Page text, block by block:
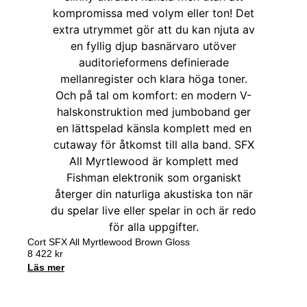
Cort SFX All Myrtlewood Brown Gloss
8 422 kr
Läs mer